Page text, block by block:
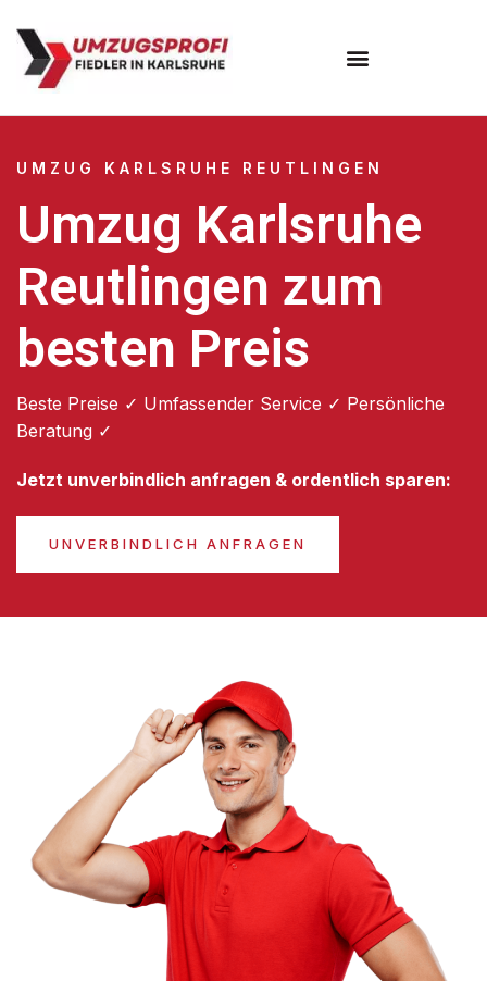
UMZUG KARLSRUHE REUTLINGEN
Umzug Karlsruhe
Reutlingen zum
besten Preis
Beste Preise ✓ Umfassender Service ✓ Persönliche
Beratung ✓
Jetzt unverbindlich anfragen & ordentlich sparen:
UNVERBINDLICH ANFRAGEN